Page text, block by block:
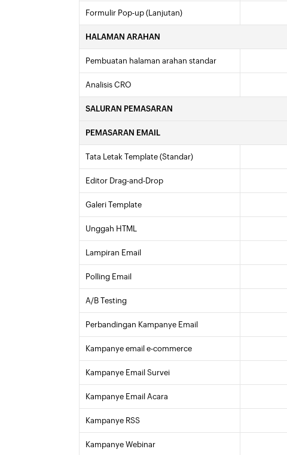
Formulir Pop-up (Lanjutan)
HALAMAN ARAHAN
Pembuatan halaman arahan standar
Analisis CRO
SALURAN PEMASARAN
PEMASARAN EMAIL
Tata Letak Template (Standar)
Editor Drag-and-Drop
Galeri Template
Unggah HTML
Lampiran Email
Polling Email
A/B Testing
Perbandingan Kampanye Email
Kampanye email e-commerce
Kampanye Email Survei
Kampanye Email Acara
Kampanye RSS
Kampanye Webinar